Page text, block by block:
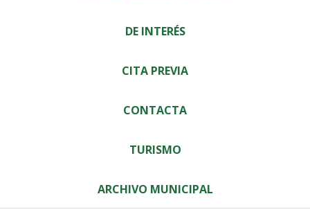
DE INTERÉS
CITA PREVIA
CONTACTA
TURISMO
ARCHIVO MUNICIPAL